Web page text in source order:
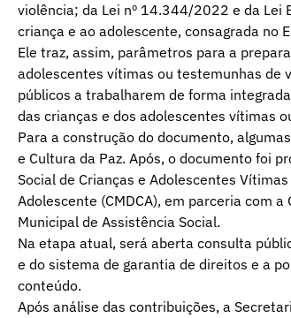
violência; da Lei nº 14.344/2022 e da
criança e ao adolescente, consagrada no
Ele traz, assim, parâmetros para a
adolescentes vítimas ou testemunhas de
públicos a trabalharem de forma
das crianças e dos adolescentes vítimas
Para a construção do documento,
e Cultura da Paz. Após, o documento foi
Social de Crianças e Adolescentes
Adolescente (CMDCA), em parceria com
Municipal de Assistência Social.
Na etapa atual, será aberta consulta
e do sistema de garantia de direitos e a
conteúdo.
Após análise das contribuições, a